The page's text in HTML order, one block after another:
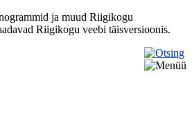
ja muud Riigikogu
Riigikogu veebi täisversioonis.